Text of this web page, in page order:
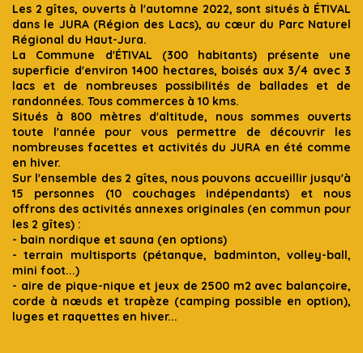
Les 2 gîtes, ouverts à l'automne 2022, sont situés à ÉTIVAL
dans le JURA (Région des Lacs), au cœur du Parc Naturel
Régional du Haut-Jura.
La Commune d'ÉTIVAL (300 habitants) présente une
superficie d'environ 1400 hectares, boisés aux 3/4 avec 3
lacs et de nombreuses possibilités de ballades et de
randonnées. Tous commerces à 10 kms.
Situés à 800 mètres d'altitude, nous sommes ouverts
toute l'année pour vous permettre de découvrir les
nombreuses facettes et activités du JURA en été comme
en hiver.
Sur l'ensemble des 2 gîtes, nous pouvons accueillir jusqu'à
15 personnes (10 couchages indépendants) et nous
offrons des activités annexes originales (en commun pour
les 2 gîtes) :
- bain nordique et sauna (en options)
- terrain multisports (pétanque, badminton, volley-ball,
mini foot...)
- aire de pique-nique et jeux de 2500 m2 avec balançoire,
corde à nœuds et trapèze (camping possible en option),
luges et raquettes en hiver...